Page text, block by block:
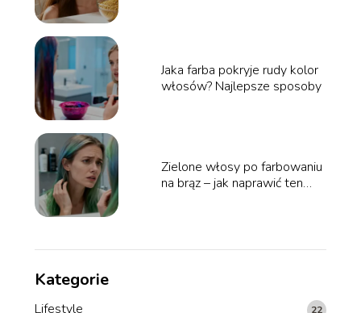
Jaka farba pokryje rudy kolor
włosów? Najlepsze sposoby
Zielone włosy po farbowaniu
na brąz – jak naprawić ten
Kategorie
Lifestyle 22